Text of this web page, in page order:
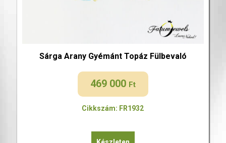
Sárga Arany Gyémánt Topáz Fülbevaló
469 000 Ft
Cikkszám: FR1932